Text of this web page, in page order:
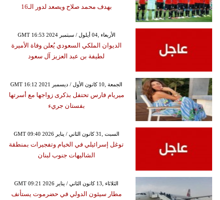
بهدف محمد صلاح ويصعد لدور الـ16
GMT 16:53 2024 الأربعاء ,04 أيلول / سبتمبر
الديوان الملكي السعودي يُعلن وفاة الأميرة
لطيفة بن عبد العزيز آل سعود
GMT 16:12 2021 الجمعة ,10 كانون الأول / ديسمبر
ميريام فارس تحتفل بذكرى زواجها مع أسرتها
بفستان جريء
GMT 09:40 2026 السبت ,31 كانون الثاني / يناير
توغل إسرائيلي في الخيام وتفجيرات بمنطقة
الشاليهات جنوب لبنان
GMT 09:21 2026 الثلاثاء ,13 كانون الثاني / يناير
مطار سيئون الدولي في حضرموت يستأنف